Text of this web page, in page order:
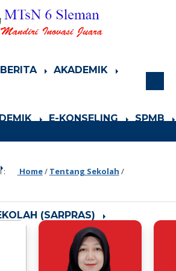
BERITA AKADEMIK
E-KONSELING SPMB
(SARPRAS)
: Home/ Tentang Sekolah /